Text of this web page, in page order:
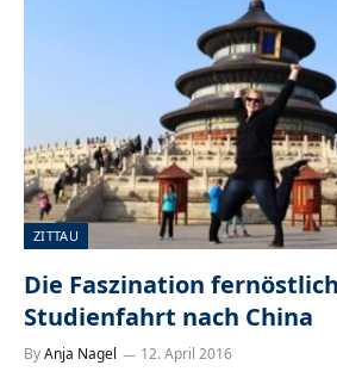
ZITTAU
Die Faszination
Studienfahrt nach China
ByAnja Nagel 12. April 2016